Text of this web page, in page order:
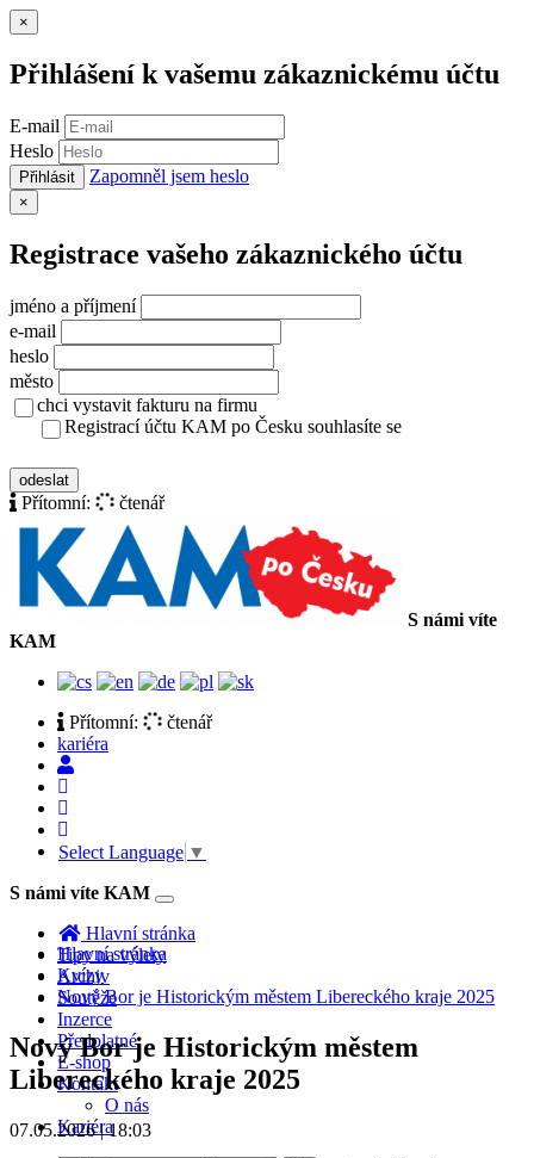
×
Přihlášení k vašemu zákaznickému účtu
E-mail
Heslo
Přihlásit Zapomněl jsem heslo
×
Registrace vašeho zákaznického účtu
jméno a příjmení
e-mail
heslo
město
chci vystavit fakturu na firmu
Registrací účtu KAM po Česku souhlasíte se
odeslat
Přítomní: čtenář
S námi víte
KAM
Přítomní:
čtenář
kariéra
Select Language ▼
S námi víte KAM
Toggle
navigation
Hlavní stránka
Tipy na výlety
Archiv
Soutěže
Inzerce
Předplatné
E-shop
Kontakt
O nás
Kariéra
Hlavní stránka
Kvízy
Nový Bor je Historickým městem Libereckého kraje 2025
Nový Bor je Historickým městem
Libereckého kraje 2025
07.05.2026 | 18:03